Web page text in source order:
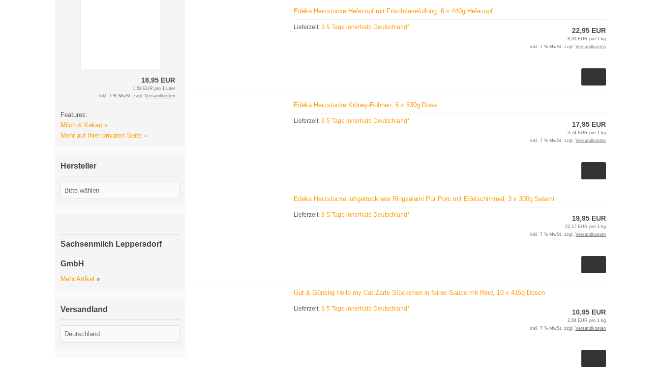
Edeka Herzstücke Hefezopf mit Frischkäsefüllung, 6 x 440g Hefezopf
Lieferzeit:3-5 Tage innerhalb Deutschland* 22,95 EUR
8,69 EUR pro 1 kg
inkl. 7 % MwSt. zzgl. Versandkosten
Edeka Herzstücke Kidney-Bohnen, 6 x 530g Dose
Lieferzeit:3-5 Tage innerhalb Deutschland* 17,95 EUR
3,74 EUR pro 1 kg
inkl. 7 % MwSt. zzgl. Versandkosten
Edeka Herzstücke luftgetrocknete Ringsalami Pur Porc mit Edelschimmel, 3 x 300g Salami
Lieferzeit:3-5 Tage innerhalb Deutschland* 19,95 EUR
22,17 EUR pro 1 kg
inkl. 7 % MwSt. zzgl. Versandkosten
Gut & Günstig Hello my Cat Zarte Stückchen in feiner Sauce mit Rind, 10 x 415g Dosen
Lieferzeit:3-5 Tage innerhalb Deutschland* 10,95 EUR
2,64 EUR pro 1 kg
inkl. 7 % MwSt. zzgl. Versandkosten
18,95 EUR
1,58 EUR pro 1 Liter
inkl. 7 % MwSt. zzgl. Versandkosten
Features:
Milch & Kakao »
Mehr auf Ihrer privaten Seite »
Hersteller
Sachsenmilch Leppersdorf
GmbH
Mehr Artikel »
Versandland